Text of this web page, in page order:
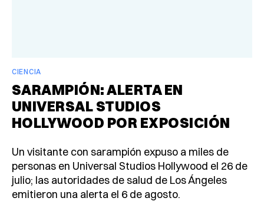
CIENCIA
SARAMPIÓN: ALERTA EN
UNIVERSAL STUDIOS
HOLLYWOOD POR EXPOSICIÓN
Un visitante con sarampión expuso a miles de
personas en Universal Studios Hollywood el 26 de
julio; las autoridades de salud de Los Ángeles
emitieron una alerta el 6 de agosto.